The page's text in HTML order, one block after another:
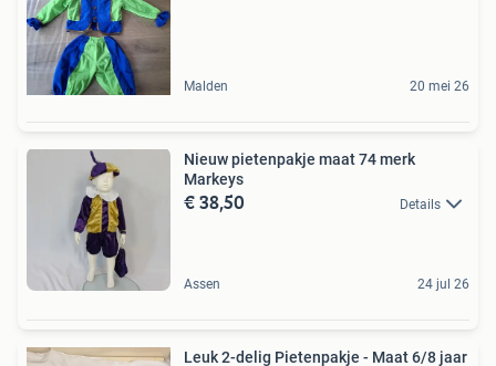
Malden 20 mei 26
Nieuw pietenpakje maat 74 merk
Markeys
€ 38,50 Details
Assen 24 jul 26
Leuk 2-delig Pietenpakje - Maat 6/8 jaar